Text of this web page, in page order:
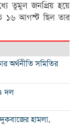
তুমুল জনপ্রিয় হয়ে
১৬ আগস্ট ছিল তার
অর্থনীতি সমিতির
দল
হামলা,